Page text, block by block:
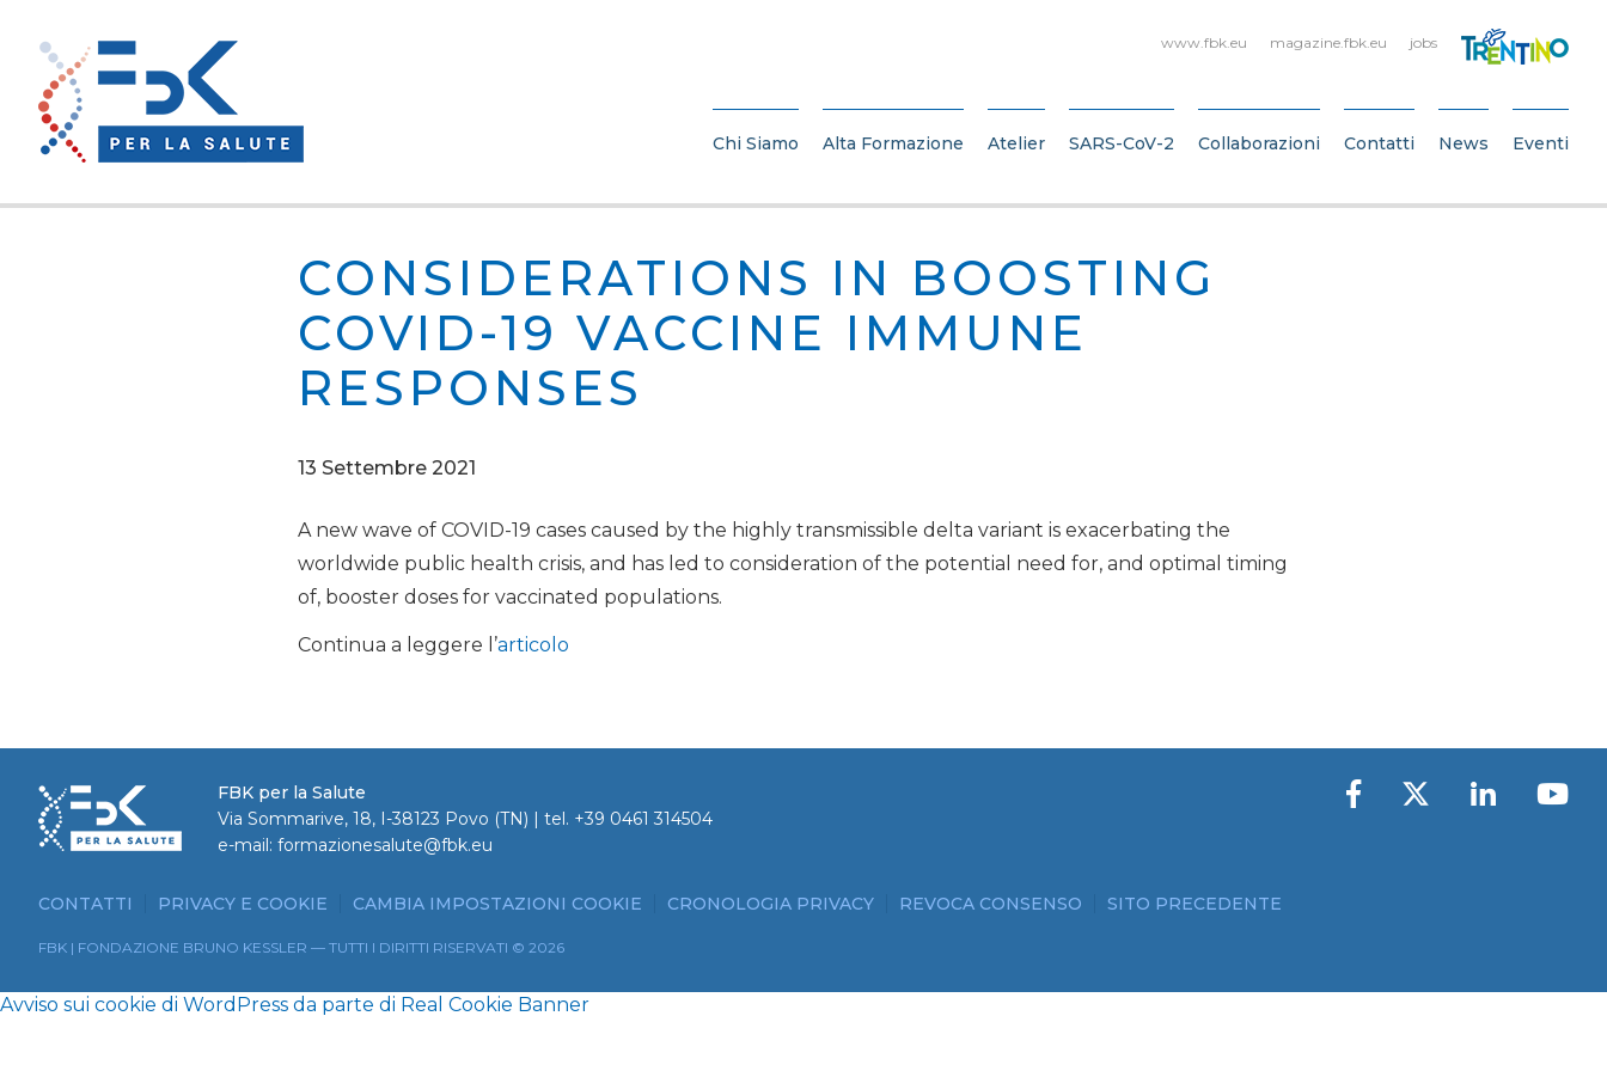
www.fbk.eu magazine.fbk.eu jobs
Chi Siamo Alta Formazione Atelier SARS-CoV-2 Collaborazioni Contatti News Eventi
CONSIDERATIONS IN BOOSTING
COVID-19 VACCINE IMMUNE
RESPONSES
13 Settembre 2021
A new wave of COVID-19 cases caused by the highly transmissible delta variant is exacerbating the
worldwide public health crisis, and has led to consideration of the potential need for, and optimal timing
of, booster doses for vaccinated populations.
Continua a leggere l’articolo
FBK per la Salute
Via Sommarive, 18, I-38123 Povo (TN) | tel. +39 0461 314504
e-mail: formazionesalute@fbk.eu
CONTATTI PRIVACY E COOKIE CAMBIA IMPOSTAZIONI COOKIE CRONOLOGIA PRIVACY REVOCA CONSENSO SITO PRECEDENTE
FBK | FONDAZIONE BRUNO KESSLER — TUTTI I DIRITTI RISERVATI © 2026
Avviso sui cookie di WordPress da parte di Real Cookie Banner